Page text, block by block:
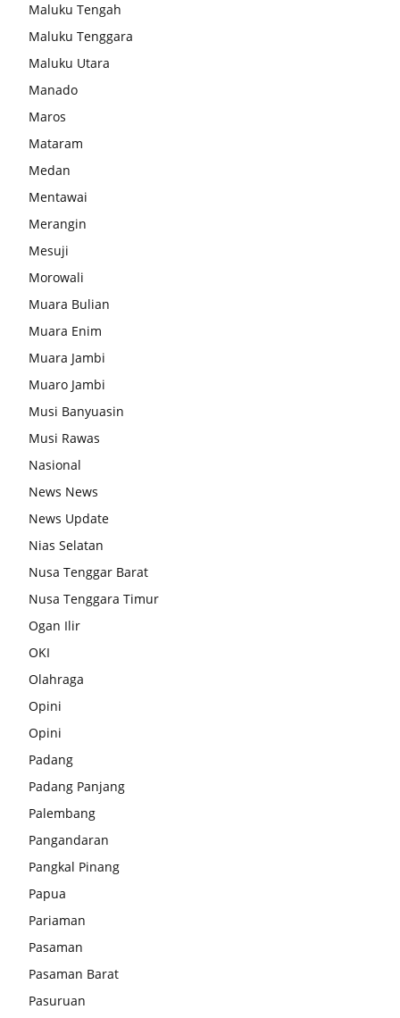
Maluku Tengah
Maluku Tenggara
Maluku Utara
Manado
Maros
Mataram
Medan
Mentawai
Merangin
Mesuji
Morowali
Muara Bulian
Muara Enim
Muara Jambi
Muaro Jambi
Musi Banyuasin
Musi Rawas
Nasional
News News
News Update
Nias Selatan
Nusa Tenggar Barat
Nusa Tenggara Timur
Ogan Ilir
OKI
Olahraga
Opini
Opini
Padang
Padang Panjang
Palembang
Pangandaran
Pangkal Pinang
Papua
Pariaman
Pasaman
Pasaman Barat
Pasuruan